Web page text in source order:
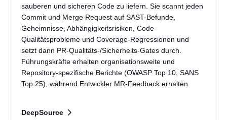
sauberen und sicheren Code zu liefern. Sie scannt jeden
Commit und Merge Request auf SAST-Befunde,
Geheimnisse, Abhängigkeitsrisiken, Code-
Qualitätsprobleme und Coverage-Regressionen und
setzt dann PR-Qualitäts-/Sicherheits-Gates durch.
Führungskräfte erhalten organisationsweite und
Repository-spezifische Berichte (OWASP Top 10, SANS
Top 25), während Entwickler MR-Feedback erhalten
DeepSource